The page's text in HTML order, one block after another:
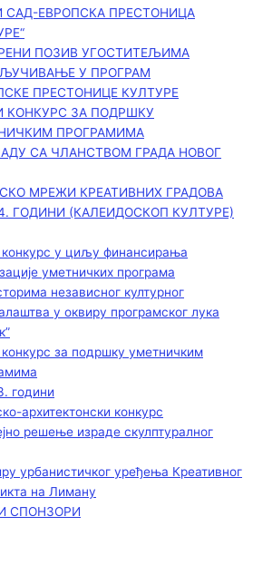
САД-ЕВРОПСКА ПРЕСТОНИЦА
ПОЗИВ УГОСТИТЕЉИМА
У ПРОГРАМ
ПРЕСТОНИЦЕ КУЛТУРЕ
КОНКУРС ЗА ПОДРШКУ
ПРОГРАМИМА
СА ЧЛАНСТВОМ ГРАДА НОВОГ
МРЕЖИ КРЕАТИВНИХ ГРАДОВА
ГОДИНИ (КАЛЕИДОСКОП КУЛТУРЕ)
конкурс у циљу финансирања
уметничких програма
независног културног
у оквиру програмског лука
за подршку уметничким
години
архитектонски конкурс
решење израде скулптуралног
урбанистичког уређења Креативног
на Лиману
СПОНЗОРИ